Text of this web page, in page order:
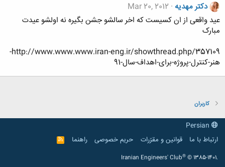
دکتر مهدیه Mar 20, 2012
عید واقعی از ان کسیست که اخر سالشو جشن بگیره نه اولشو عیدت
مبارک
http://www.www.www.iran-eng.ir/showthread.php/357109-
هنر-کنترل-پروژه-برای-اهداف-سال-91
کاربران
ارتباط با ما
قوانین و مقرّرات حریم خصوصی راهنما
R
S
Iranian Engineers' Club® © 1385-1401.